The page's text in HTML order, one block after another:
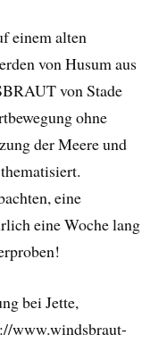
einem alten
von Husum aus
von Stade
ohne
der Meere und
eine
eine Woche lang
bei Jette,
www.windsbraut-